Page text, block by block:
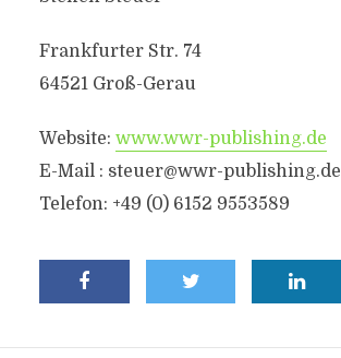
Frankfurter Str. 74
64521 Groß-Gerau
Website: www.wwr-publishing.de
E-Mail : steuer@wwr-publishing.de
Telefon: +49 (0) 6152 9553589